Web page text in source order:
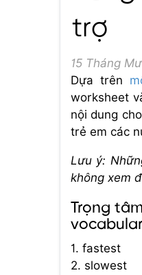
trợ
15 Tháng
Dựa trên
worksheet
nội dung
trẻ em các
Lưu ý:
không xem
Trọng
1. fastest
2. slowest